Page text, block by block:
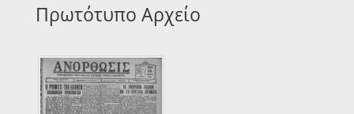
Πρωτότυπο Αρχείο